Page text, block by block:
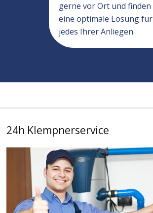
gerne vor Ort und finden
eine optimale Lösung für
jedes Ihrer Anliegen.
24h Klempnerservice